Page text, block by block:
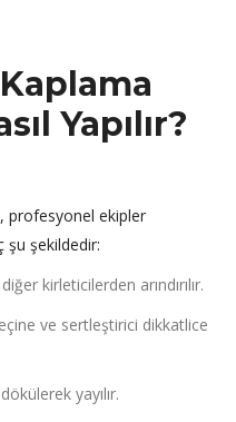
Yapılır?
profesyonel ekipler
şu şekildedir:
kirleticilerden arındırılır.
ve sertleştirici dikkatlice
yayılır.